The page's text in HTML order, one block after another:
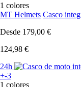
1 colores
MT Helmets Casco
Desde 179,00 €
124,98 €
24h
+-3
1 colores